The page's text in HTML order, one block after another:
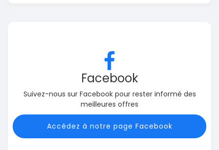
Facebook
Suivez-nous sur Facebook pour rester informé des
meilleures offres
Accédez à notre page Facebook